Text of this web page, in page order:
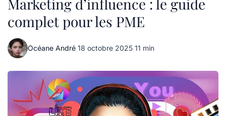
Marketing d’influence : le guide
complet pour les PME
Océane André·18 octobre 2025·11 min